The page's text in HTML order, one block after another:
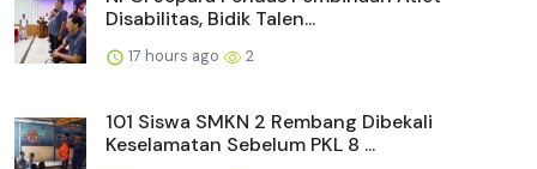
Disabilitas, Bidik Talen...
17 hours ago 2
101 Siswa SMKN 2 Rembang Dibekali
Keselamatan Sebelum PKL 8 ...